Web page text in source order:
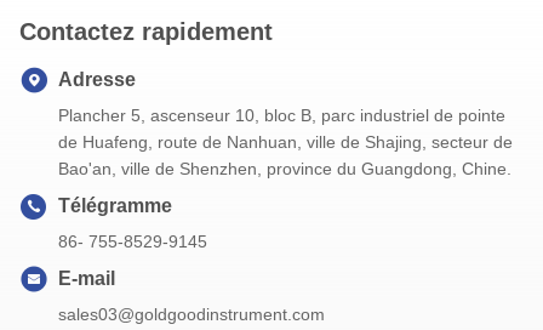
Contactez rapidement
Adresse
Plancher 5, ascenseur 10, bloc B, parc industriel de pointe
de Huafeng, route de Nanhuan, ville de Shajing, secteur de
Bao'an, ville de Shenzhen, province du Guangdong, Chine.
Télégramme
86- 755-8529-9145
E-mail
sales03@goldgoodinstrument.com